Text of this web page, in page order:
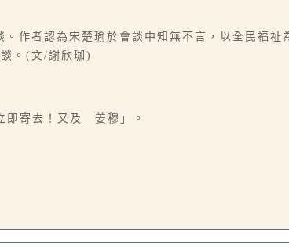
作者認為宋楚瑜於會談中知無不言，以全民福
。(文/謝欣珈)
即寄去！又及 姜穆」。